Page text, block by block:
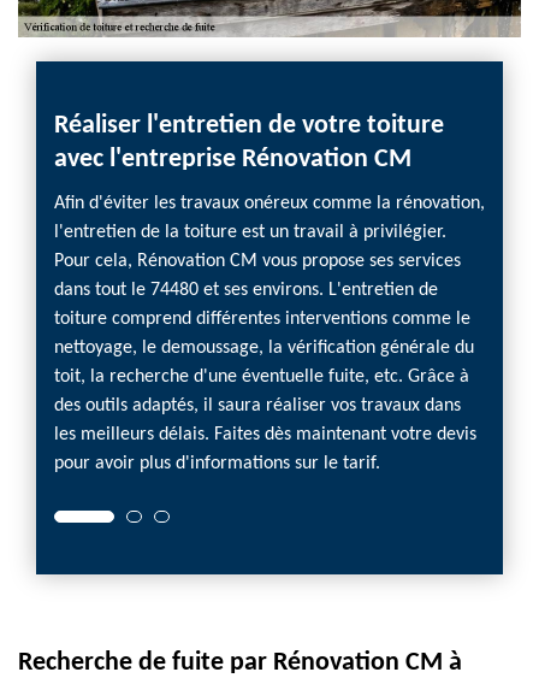
Réaliser l'entretien de votre toiture
avec l'entreprise Rénovation CM
Afin d'éviter les travaux onéreux comme la rénovation,
l'entretien de la toiture est un travail à privilégier.
Pour cela, Rénovation CM vous propose ses services
dans tout le 74480 et ses environs. L'entretien de
toiture comprend différentes interventions comme le
nettoyage, le demoussage, la vérification générale du
toit, la recherche d'une éventuelle fuite, etc. Grâce à
des outils adaptés, il saura réaliser vos travaux dans
les meilleurs délais. Faites dès maintenant votre devis
pour avoir plus d'informations sur le tarif.
Recherche de fuite par Rénovation CM à